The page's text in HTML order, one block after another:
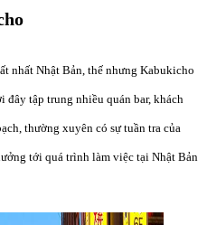
nhất Nhật Bản, thế nhưng Kabukicho
tập trung nhiều quán bar, khách
thường xuyên có sự tuần tra của
tới quá trình làm việc tại Nhật Bản